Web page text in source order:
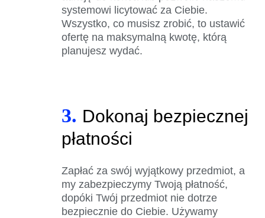
systemowi licytować za Ciebie.
Wszystko, co musisz zrobić, to ustawić
ofertę na maksymalną kwotę, którą
planujesz wydać.
3. Dokonaj bezpiecznej
płatności
Zapłać za swój wyjątkowy przedmiot, a
my zabezpieczymy Twoją płatność,
dopóki Twój przedmiot nie dotrze
bezpiecznie do Ciebie. Używamy